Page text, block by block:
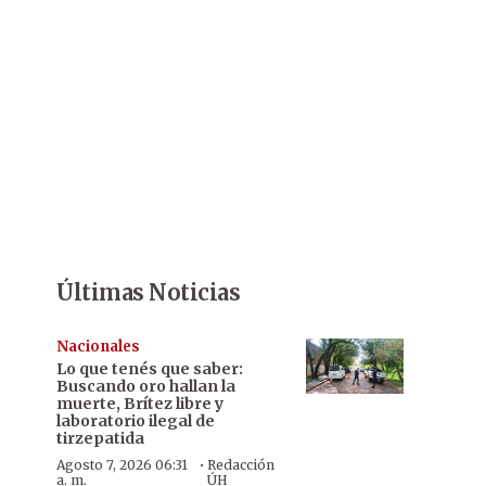
Últimas Noticias
Nacionales
Lo que tenés que saber:
Buscando oro hallan la
muerte, Brítez libre y
laboratorio ilegal de
tirzepatida
Agosto 7, 2026 06:31
a. m.
· Redacción
ÚH